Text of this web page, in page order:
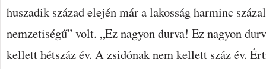
huszadik század elején már a lakosság harminc
nemzetiségű” volt. „Ez nagyon durva! Ez nagyon
kellett hétszáz év. A zsidónak nem kellett száz év.